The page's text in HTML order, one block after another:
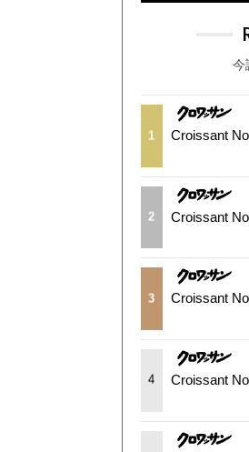
今
1 Croissant
2 Croissant
3 Croissant
4 Croissant